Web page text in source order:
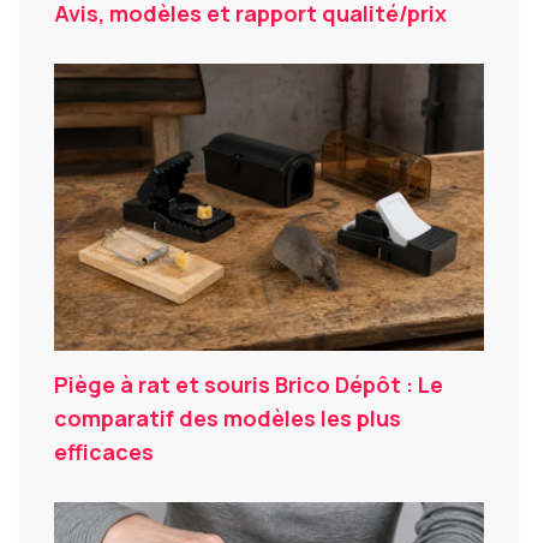
Avis, modèles et rapport qualité/prix
Piège à rat et souris Brico Dépôt : Le
comparatif des modèles les plus
efficaces